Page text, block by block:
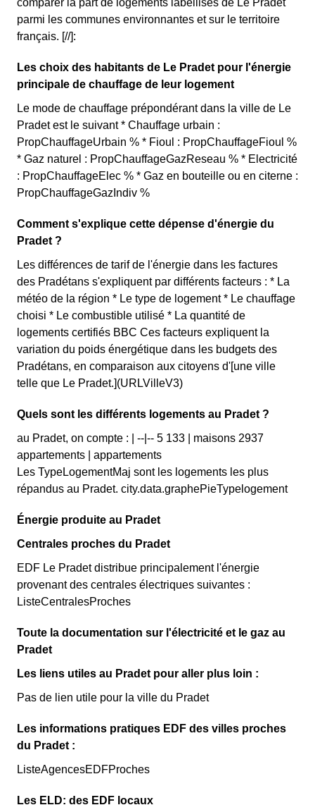
comparer la part de logements labellisés de Le Pradet
parmi les communes environnantes et sur le territoire
français. [//]:
Les choix des habitants de Le Pradet pour l'énergie
principale de chauffage de leur logement
Le mode de chauffage prépondérant dans la ville de Le
Pradet est le suivant * Chauffage urbain :
PropChauffageUrbain % * Fioul : PropChauffageFioul %
* Gaz naturel : PropChauffageGazReseau % * Electricité
: PropChauffageElec % * Gaz en bouteille ou en citerne :
PropChauffageGazIndiv %
Comment s'explique cette dépense d'énergie du
Pradet ?
Les différences de tarif de l'énergie dans les factures
des Pradétans s'expliquent par différents facteurs : * La
météo de la région * Le type de logement * Le chauffage
choisi * Le combustible utilisé * La quantité de
logements certifiés BBC Ces facteurs expliquent la
variation du poids énergétique dans les budgets des
Pradétans, en comparaison aux citoyens d'[une ville
telle que Le Pradet.](URLVilleV3)
Quels sont les différents logements au Pradet ?
au Pradet, on compte : | --|-- 5 133 | maisons 2937
appartements | appartements
Les TypeLogementMaj sont les logements les plus
répandus au Pradet. city.data.graphePieTypelogement
Énergie produite au Pradet
Centrales proches du Pradet
EDF Le Pradet distribue principalement l'énergie
provenant des centrales électriques suivantes :
ListeCentralesProches
Toute la documentation sur l'électricité et le gaz au
Pradet
Les liens utiles au Pradet pour aller plus loin :
Pas de lien utile pour la ville du Pradet
Les informations pratiques EDF des villes proches
du Pradet :
ListeAgencesEDFProches
Les ELD: des EDF locaux